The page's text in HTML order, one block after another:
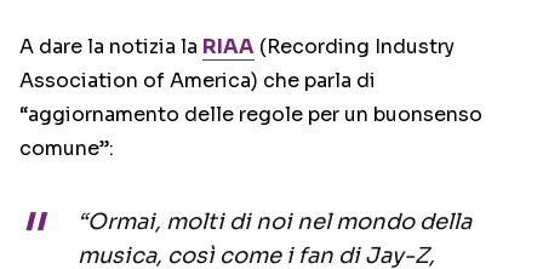
A dare la notizia la RIAA (Recording Industry
Association of America) che parla di
“aggiornamento delle regole per un buonsenso
comune”:
“Ormai, molti di noi nel mondo della
musica, così come i fan di Jay-Z,